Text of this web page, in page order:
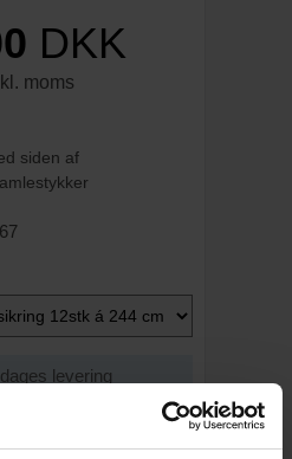
DKK
moms
siden af
levering